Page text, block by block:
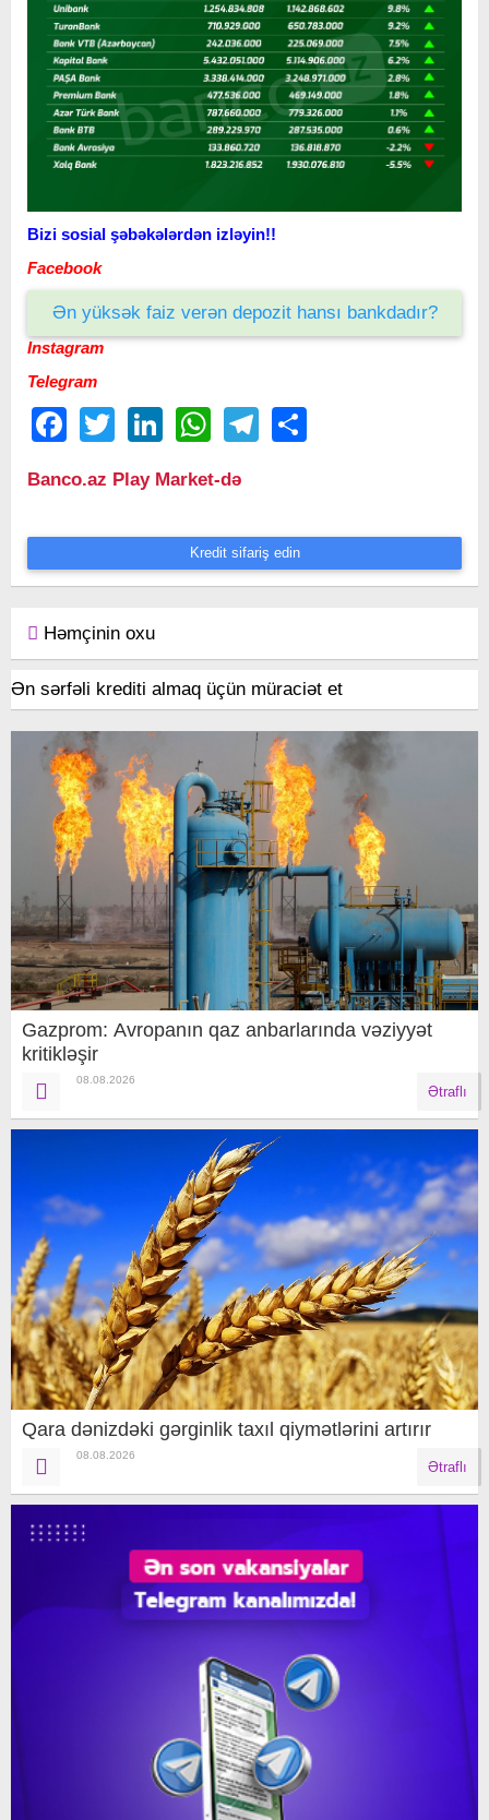
Bizi sosial şəbəkələrdən izləyin!!
Facebook
Ən yüksək faiz verən depozit hansı bankdadır?
Instagram
Telegram
FacebookTwitter LinkedIn WhatsAppTelegram
Banco.az Play Market-də
Kredit sifariş edin
Həmçinin oxu
Ən sərfəli krediti almaq üçün müraciət et
Gazprom: Avropanın qaz anbarlarında vəziyyət
kritikləşir
08.08.2026
Ətraflı
Qara dənizdəki gərginlik taxıl qiymətlərini artırır
08.08.2026
Ətraflı